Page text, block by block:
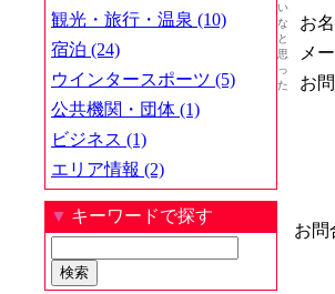
観光・旅行・温泉 (10)
宿泊 (24)
ウインタースポーツ (5)
公共機関・団体 (1)
ビジネス (1)
エリア情報 (2)
▼ キーワードで探す
お
メ
お
お問
い
な
と
思
っ
た